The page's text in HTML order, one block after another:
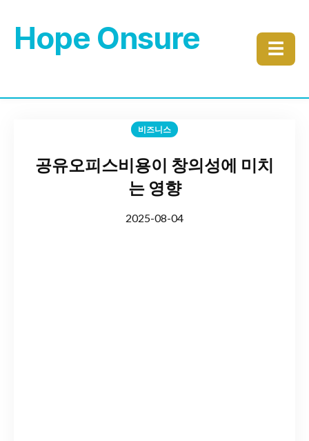
Hope Onsure ☰
비즈니스
공유오피스비용이 창의성에 미치
는 영향
2025-08-04